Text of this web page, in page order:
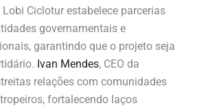
Ciclotur estabelece parcerias
governamentais e
garantindo que o projeto seja
Ivan Mendes, CEO da
relações com comunidades
fortalecendo laços